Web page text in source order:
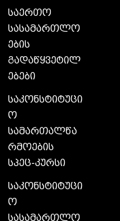
საერთო
სასამართლო
ების
გადაწყვეტილ
ებები
საკონსტიტუცი
ო
სამართალწა
რმოების
სპეც-კურსი
საკონსტიტუცი
ო
სასამართლო